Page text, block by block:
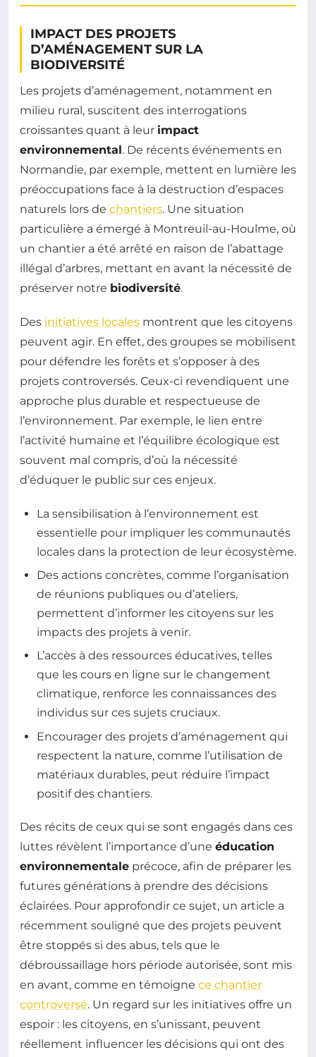
IMPACT DES PROJETS
D’AMÉNAGEMENT SUR LA
BIODIVERSITÉ
Les projets d’aménagement, notamment en
milieu rural, suscitent des interrogations
croissantes quant à leur impact
environnemental. De récents événements en
Normandie, par exemple, mettent en lumière les
préoccupations face à la destruction d’espaces
naturels lors de chantiers. Une situation
particulière a émergé à Montreuil-au-Houlme, où
un chantier a été arrêté en raison de l’abattage
illégal d’arbres, mettant en avant la nécessité de
préserver notre biodiversité.
Des initiatives locales montrent que les citoyens
peuvent agir. En effet, des groupes se mobilisent
pour défendre les forêts et s’opposer à des
projets controversés. Ceux-ci revendiquent une
approche plus durable et respectueuse de
l’environnement. Par exemple, le lien entre
l’activité humaine et l’équilibre écologique est
souvent mal compris, d’où la nécessité
d’éduquer le public sur ces enjeux.
La sensibilisation à l’environnement est
essentielle pour impliquer les communautés
locales dans la protection de leur écosystème.
Des actions concrètes, comme l’organisation
de réunions publiques ou d’ateliers,
permettent d’informer les citoyens sur les
impacts des projets à venir.
L’accès à des ressources éducatives, telles
que les cours en ligne sur le changement
climatique, renforce les connaissances des
individus sur ces sujets cruciaux.
Encourager des projets d’aménagement qui
respectent la nature, comme l’utilisation de
matériaux durables, peut réduire l’impact
positif des chantiers.
Des récits de ceux qui se sont engagés dans ces
luttes révèlent l’importance d’une éducation
environnementale précoce, afin de préparer les
futures générations à prendre des décisions
éclairées. Pour approfondir ce sujet, un article a
récemment souligné que des projets peuvent
être stoppés si des abus, tels que le
débroussaillage hors période autorisée, sont mis
en avant, comme en témoigne ce chantier
controversé. Un regard sur les initiatives offre un
espoir : les citoyens, en s’unissant, peuvent
réellement influencer les décisions qui ont des